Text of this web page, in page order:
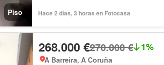
Piso Hace 2 días, 3 horas en Fotocasa
268.000 €270.000 € 1%
A Barreira, A Coruña